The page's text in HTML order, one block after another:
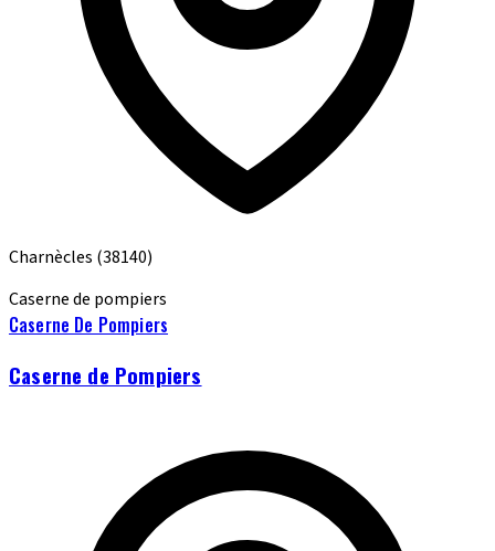
Charnècles (38140)
Caserne de pompiers
Caserne De Pompiers
Caserne de Pompiers